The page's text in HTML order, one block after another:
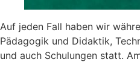
Auf jeden Fall haben wir
Pädagogik und Didaktik,
und auch Schulungen statt.